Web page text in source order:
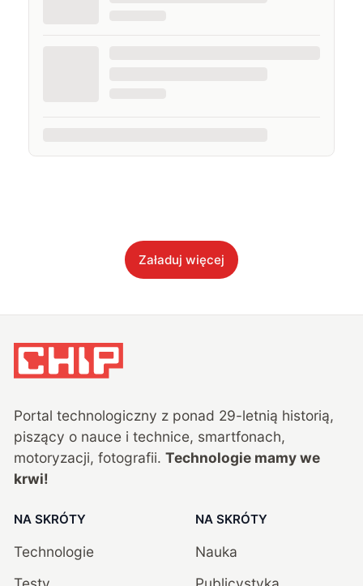
Załaduj więcej
Portal technologiczny z ponad 29-letnią historią,
piszący o nauce i technice, smartfonach,
motoryzacji, fotografii. Technologie mamy we
krwi!
NA SKRÓTY
Technologie
NA SKRÓTY
Nauka